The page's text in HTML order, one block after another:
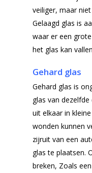
veiliger, maar
Gelaagd glas is
waar er een
het glas kan
Gehard glas
Gehard glas is
glas van
uit elkaar in
wonden kunnen
zijruit van een
glas te plaatsen.
breken, Zoals